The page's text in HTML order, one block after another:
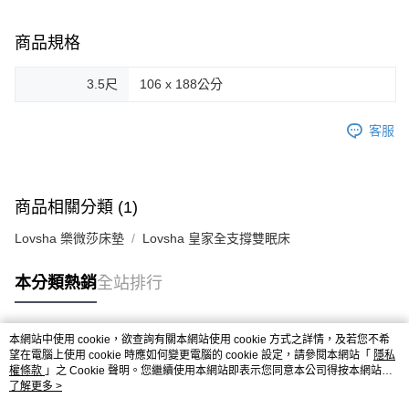
商品規格
3.5尺 106 x 188公分
客服
商品相關分類 (1)
Lovsha 樂微莎床墊 Lovsha 皇家全支撐雙眠床
本分類熱銷全站排行
熱門標籤
本網站中使用 cookie，欲查詢有關本網站使用 cookie 方式之詳情，及若您不希
望在電腦上使用 cookie 時應如何變更電腦的 cookie 設定，請參閱本網站「 隱私
權條款 」之 Cookie 聲明。您繼續使用本網站即表示您同意本公司得按本網站使
用條款之 Cookie 聲明使用 cookie。
了解更多 >